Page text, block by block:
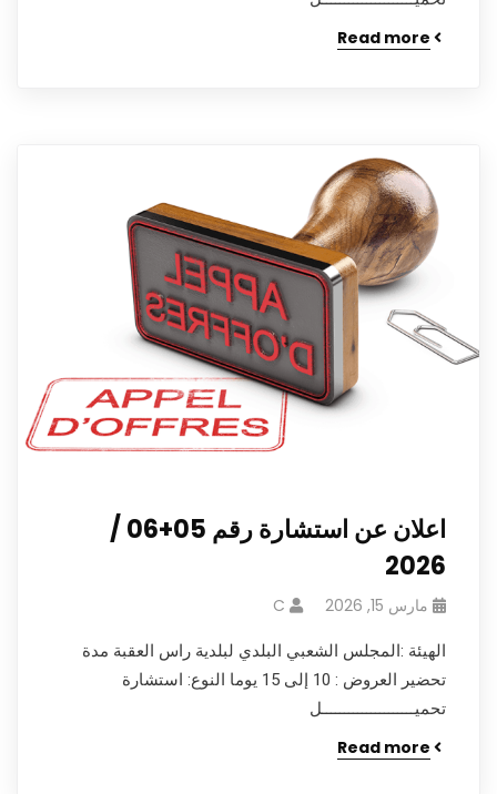
Read more
اعلان عن استشارة رقم 05+06 /
2026
مارس 15, 2026 C
الهيئة :المجلس الشعبي البلدي لبلدية راس العقبة مدة
تحضير العروض : 10 إلى 15 يوما النوع: استشارة
تحميـــــــــــــــــــــل
Read more